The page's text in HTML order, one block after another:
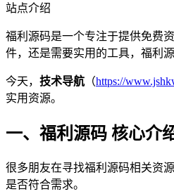
站点介绍
福利源码是一个专注于提供免费
件，还是需要实用的工具，福利
今天， 技术导航 （https://
实用资源。
一、福利源码 核心介
很多朋友在寻找福利源码相关资
是否符合需求。